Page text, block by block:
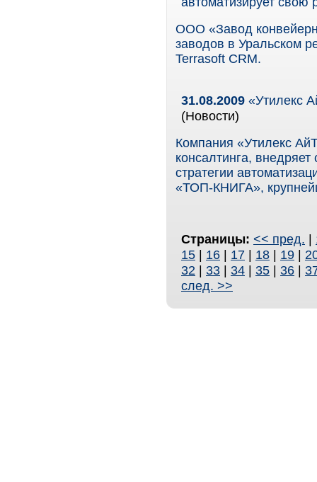
ООО «Завод
заводов в Уральском
Terrasoft CRM.
31.08.2009 «Утилекс
(Новости)
Компания «Утилекс
консалтинга,
стратегии
«ТОП-КНИГА»,
Страницы: << пред. |
15 | 16 | 17 | 18 | 19 |
32 | 33 | 34 | 35 | 36 |
след. >>